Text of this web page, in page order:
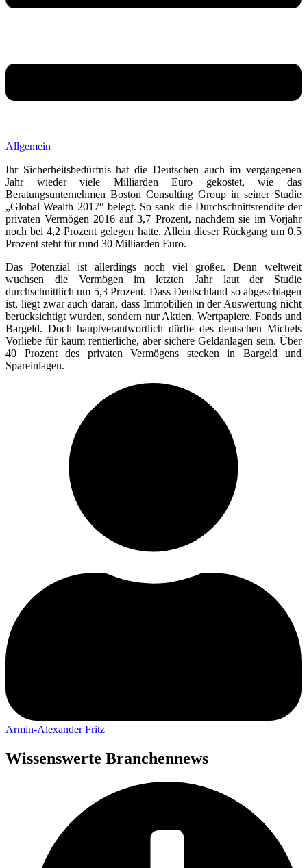
Allgemein
Ihr Sicherheitsbedürfnis hat die Deutschen auch im vergangenen
Jahr wieder viele Milliarden Euro gekostet, wie das
Beratungsunternehmen Boston Consulting Group in seiner Studie
„Global Wealth 2017“ belegt. So sank die Durchschnittsrendite der
privaten Vermögen 2016 auf 3,7 Prozent, nachdem sie im Vorjahr
noch bei 4,2 Prozent gelegen hatte. Allein dieser Rückgang um 0,5
Prozent steht für rund 30 Milliarden Euro.
Das Potenzial ist allerdings noch viel größer. Denn weltweit
wuchsen die Vermögen im letzten Jahr laut der Studie
durchschnittlich um 5,3 Prozent. Dass Deutschland so abgeschlagen
ist, liegt zwar auch daran, dass Immobilien in der Auswertung nicht
berücksichtigt wurden, sondern nur Aktien, Wertpapiere, Fonds und
Bargeld. Doch hauptverantwortlich dürfte des deutschen Michels
Vorliebe für kaum rentierliche, aber sichere Geldanlagen sein. Über
40 Prozent des privaten Vermögens stecken in Bargeld und
Spareinlagen.
Armin-Alexander Fritz
Wissenswerte Branchennews